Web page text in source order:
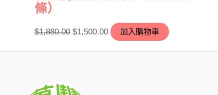
條）
$1,880.00 $1,500.00 加入購物車